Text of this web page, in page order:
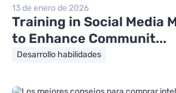
13 de enero de 2026
Training in Social Media
to Enhance Communit...
Desarrollo habilidades